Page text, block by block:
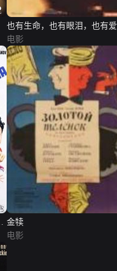
也有生命，也有眼泪，也有爱
电影
金犊
电影